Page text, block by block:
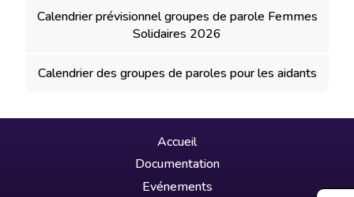
Calendrier prévisionnel groupes de parole Femmes
Solidaires 2026
Calendrier des groupes de paroles pour les aidants
Accueil
Documentation
Evénements